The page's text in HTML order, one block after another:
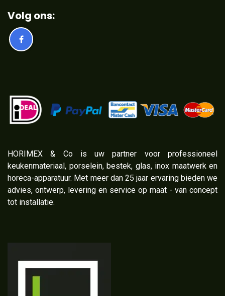
Volg ons:
​HORIMEX & Co is uw partner voor professioneel
keukenmateriaal, porselein, bestek, glas, inox maatwerk en
horeca-apparatuur. Met meer dan 25 jaar ervaring bieden we
advies, ontwerp, levering en service op maat - van concept
tot installatie.